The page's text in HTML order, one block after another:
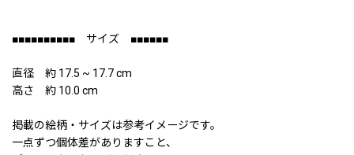
■■■■■■■■■■ サイズ ■■■■■■
直径 約 17.5 ~ 17.7 cm
高さ 約 10.0 cm
掲載の絵柄・サイズは参考イメージです。
一点ずつ個体差がありますこと、